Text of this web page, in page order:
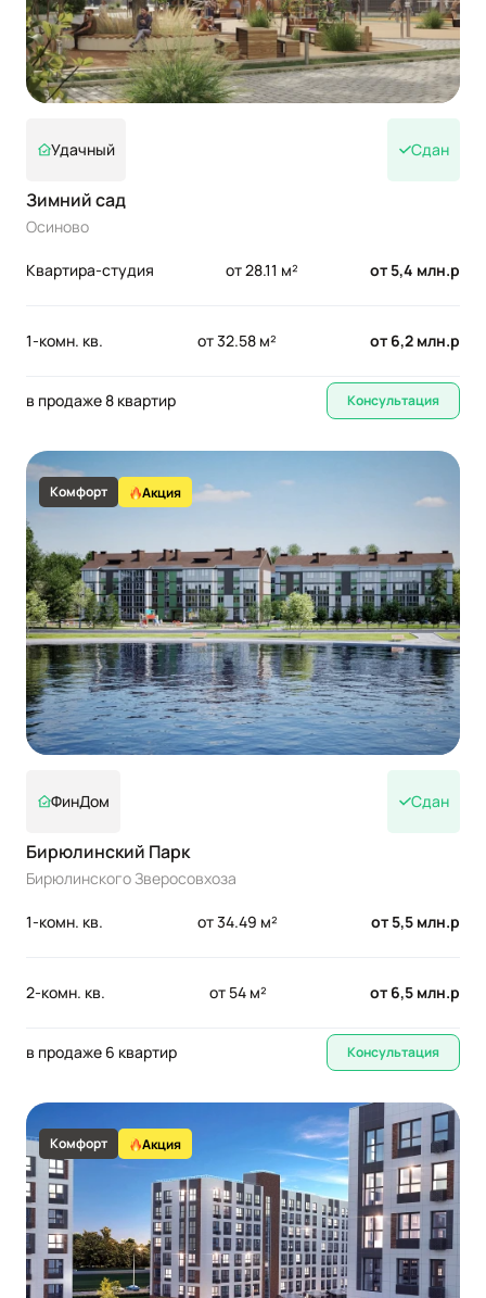
Удачный Сдан
Зимний сад
Осиново
Квартира-студия от 28.11 м² от 5,4 млн.р
1-комн. кв. от 32.58 м² от 6,2 млн.р
в продаже 8 квартир Консультация
Комфорт Акция
ФинДом Сдан
Бирюлинский Парк
Бирюлинского Зверосовхоза
1-комн. кв. от 34.49 м² от 5,5 млн.р
2-комн. кв. от 54 м² от 6,5 млн.р
в продаже 6 квартир Консультация
Комфорт Акция